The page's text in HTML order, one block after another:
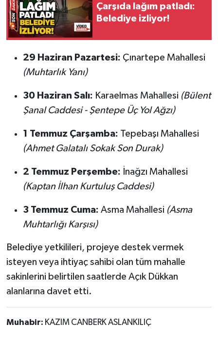
Çarşıda lağım patladı:
Belediye izliyor!
29 Haziran Pazartesi: Çınartepe Mahallesi
(Muhtarlık Yanı)
30 Haziran Salı: Karaelmas Mahallesi (Bülent
Şanal Caddesi - Şentepe Üç Yol Ağzı)
1 Temmuz Çarşamba: Tepebaşı Mahallesi
(Ahmet Galatalı Sokak Son Durak)
2 Temmuz Perşembe: İnağzı Mahallesi
(Kaptan İlhan Kurtuluş Caddesi)
3 Temmuz Cuma: Asma Mahallesi (Asma
Muhtarlığı Karşısı)
Belediye yetkilileri, projeye destek vermek
isteyen veya ihtiyaç sahibi olan tüm mahalle
sakinlerini belirtilen saatlerde Açık Dükkan
alanlarına davet etti.
Muhabir: KAZIM CANBERK ASLANKILIÇ
Spor
Ulusal
Yaşam